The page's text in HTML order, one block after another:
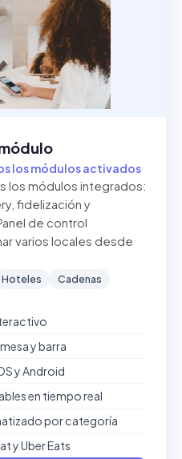
los módulos activados
los módulos integrados:
fidelización y
de control
varios locales desde
Hoteles
Cadenas
y barra
y Android
en tiempo real
por categoría
y Uber Eats